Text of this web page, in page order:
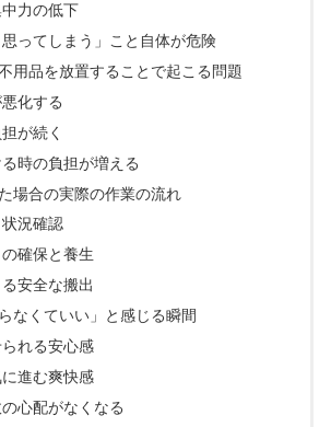
力の低下
思ってしまう」こと自体が危険
用品を放置することで起こる問題
化する
が続く
時の負担が増える
場合の実際の作業の流れ
況確認
確保と養生
安全な搬出
なくていい」と感じる瞬間
れる安心感
進む爽快感
心配がなくなる